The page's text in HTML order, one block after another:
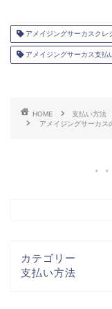
アメイジングサーカスクレ
アメイジングサーカス支払
HOME
支払い方法
アメイジングサーカス
カテゴリー
支払い方法